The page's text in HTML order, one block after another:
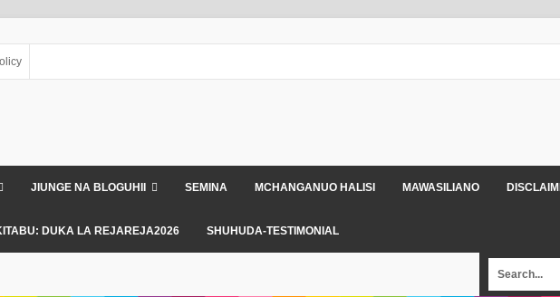
JIUNGE NA BLOGUHII SEMINA MCHANGANUO HALISI MAWASILIANO
DUKA LA REJAREJA2026 SHUHUDA-TESTIMONIAL